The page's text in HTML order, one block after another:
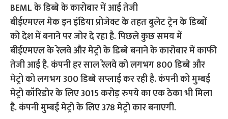
BEML के डिब्बे के कारोबार में आई तेजी
बीईएमएल मेक इन इंडिया प्रोजेक्ट के तहत बुलेट ट्रेन के डिब्बों
को देश में बनाने पर जोर दे रहा है. पिछले कुछ समय में
बीईएमएल के रेलवे और मेट्रो के डिब्बे बनाने के कारोबार में काफी
तेजी आई है. कंपनी हर साल रेलवे को लगभग 800 डिब्बे और
मेट्रो को लगभग 300 डिब्बे सप्लाई कर रही है. कंपनी को मुम्बई
मेट्रो कॉरिडोर के लिए 3015 करोड़ रुपये का एक ठेका भी मिला
है. कंपनी मुम्बई मेट्रो के लिए 378 मेट्रो कार बनाएगी.